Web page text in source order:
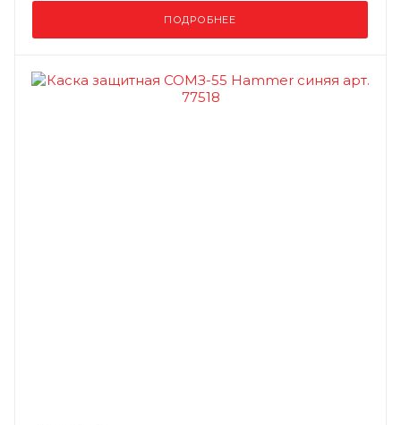
ПОДРОБНЕЕ